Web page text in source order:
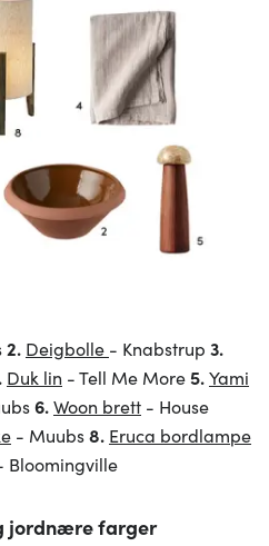
2. Deigbolle - Knabstrup 3.
Duk lin - Tell Me More 5.Yami
6.Woon brett - House
- Muubs8. Eruca bordlampe
Bloomingville
jordnære farger